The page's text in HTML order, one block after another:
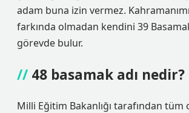
adam buna izin vermez.
farkında olmadan kendini 39
görevde bulur.
48 basamak adı nedir?
Milli Eğitim Bakanlığı tarafından tüm